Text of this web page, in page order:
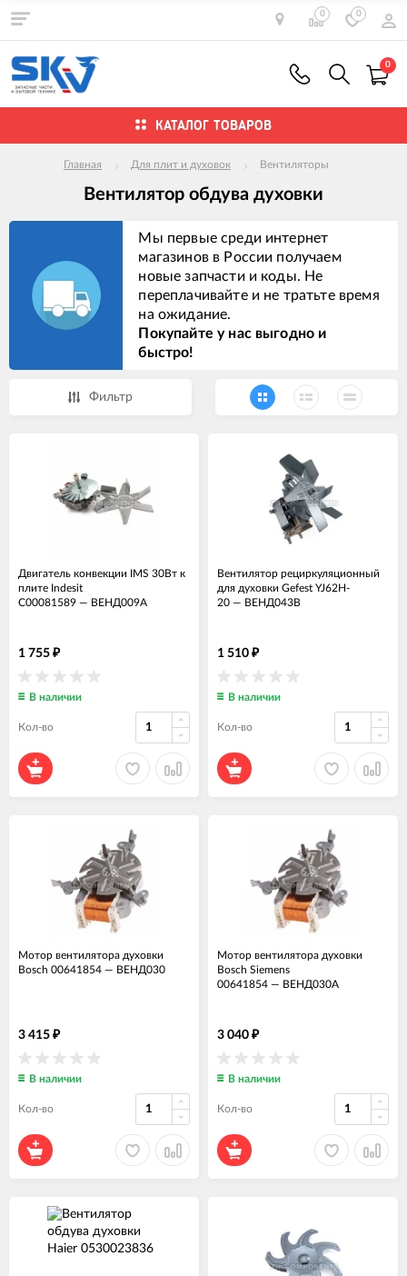
0 0
0
КАТАЛОГ ТОВАРОВ
Главная Для плит и духовок Вентиляторы
Вентилятор обдува духовки
Мы первые среди интернет
магазинов в России получаем
новые запчасти и коды. Не
переплачивайте и не тратьте время
на ожидание.
Покупайте у нас выгодно и
быстро!
Фильтр
Двигатель конвекции IMS 30Вт к
плите Indesit
C00081589 — ВЕНД009А
1 755 ₽
В наличии
Кол-во
Вентилятор рециркуляционный
для духовки Gefest YJ62H-
20 — ВЕНД043В
1 510 ₽
В наличии
Кол-во
Мотор вентилятора духовки
Bosch 00641854 — ВЕНД030
3 415 ₽
В наличии
Кол-во
Мотор вентилятора духовки
Bosch Siemens
00641854 — ВЕНД030А
3 040 ₽
В наличии
Кол-во